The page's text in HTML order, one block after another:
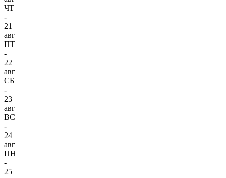
ЧТ
-
21
авг
ПТ
-
22
авг
СБ
-
23
авг
ВС
-
24
авг
ПН
-
25